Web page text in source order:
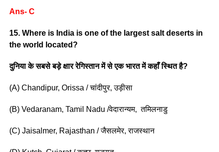
Ans- C
15. Where is India is one of the largest salt deserts in
the world located?
दुनिया के सबसे बड़े क्षार रेगिस्तान में से एक भारत में कहाँ स्थित है?
(A) Chandipur, Orissa / चांदीपुर, उड़ीसा
(B) Vedaranam, Tamil Nadu /वेदारान्यम, तमिलनाडु
(C) Jaisalmer, Rajasthan / जैसलमेर, राजस्थान